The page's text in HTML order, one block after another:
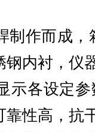
制作而成
钢内衬，仪
示各设定
靠性高，抗